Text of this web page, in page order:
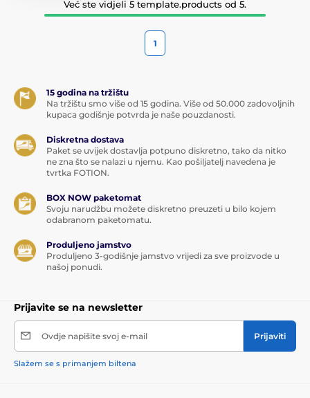
Već ste vidjeli 5 template.products od 5.
1
15 godina na tržištu
Na tržištu smo više od 15 godina. Više od 50.000 zadovoljnih
kupaca godišnje potvrda je naše pouzdanosti.
Diskretna dostava
Paket se uvijek dostavlja potpuno diskretno, tako da nitko
ne zna što se nalazi u njemu. Kao pošiljatelj navedena je
tvrtka FOTION.
BOX NOW paketomat
Svoju narudžbu možete diskretno preuzeti u bilo kojem
odabranom paketomatu.
Produljeno jamstvo
Produljeno 3-godišnje jamstvo vrijedi za sve proizvode u
našoj ponudi.
Prijavite se na newsletter
Ovdje napišite svoj e-mail Prijaviti
Slažem se s primanjem biltena